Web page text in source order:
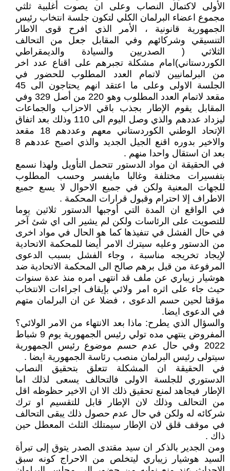
الأولى لاكتمال النصاب وعلى ان يصوت أغلبية ثلثي
مجموع اعضاء البرلمان الكلي لتكون جلسة انتخاب رئيس
الجمهورية قانونية ، الأمر الذي افرح قوى الاطار
التنسيقي وشركائهم وفي المقابل جعل من التحالف
الثلاثي ( الصدريين والسيادة والديمقراطي
الكوردستاني)امام مشكلة تجبرهم على اقناع عدد اخر
من البرلمانيين لاتمام العدد المطلوب للحضور في
الجلسة الاولى وعلى ما اعتقد انهم يحتاجون الى 45
مقعد لاتمام العدد المطلوب وهو 220 من أصل 329 وفي
المقابل يقوم الإطار بجذب باقي الاحزاب والجماعات
ليزداد عددهم والذي وصل اليوم الى 110 وذلك بعد اتفاق
الإتحاد الوطني الكوردستاني معهم وعددهم 18 مقعد
والاخير بدوره اقنع الجيل الجديد والذي اصبح عددهم 8
بعد ان استقال واحدا منهم .
في الحقيقة ان مواد الدستور تتحمل التأويل ولهذا نسمع
بتفسيرات مختلفة وغالبا مايفسر وحسب المطلوب
للجهات المعنية ولكن في جميع الاحوال لا يسع جميع
الاطراف إلا احترام وقبول قرارات المحكمة .
في الواقع ان المدة التي أوجبها الدستور ثلاثين يوما
للتصويت على الرئاسات ولكن لم يشير الى اي شئ آخر
في حال الفشل في تنفيذها كما هو الحال في مواد اخرى
من الدستور وعليه سيترك الامر أيضا للمحكمة الاتحادية
لإيجاد تخريجه مناسبة ، وجاء الفشل بسبب الدعوى
المرفوعة من قبل برهم صالح الى المحكمة الاتحادية ضد
هوشيار زيباري عن ملف قد انتهى امره منذ عدة سنوات
حيث جاء على اثره امر ولائي بإيقاف اجراءات الانتخاب
مؤقتا لحين حسم الدعوى ، فضلا عن ان البرلمان متهم
في الدعوى ايضا.
والسؤال الذي يطرح: ماذا بعد الانتهاء من الامر الولائي؟
المفروض ينتهي مده تولي رئيس الجمهورية يوم 9 شباط
2022 وفي حال عدم حسم موضوع رئيس الجمهورية
سيتولى رئيس البرلمان منصب رئاسة الجمهورية ايضا .
في الحقيقة ان المشكلة تتعلق بتحقيق النصاب
الدستوري للجلسة الاولى فالتحالف يسعى لذلك اما
الإطار فيجاهد لمنع تحقيق ذلك الا ان الاخير حظوظه اقل
من التحالف وذلك لان الإطار قابل للتقسيم او ترك
شركائه له ولكن في حال عدم حصول ذلك يبقى التحالف
في موقف قلق لان الإطار سيمتلك الثلث المعطل حين
ذاك .
ومن الجدير بالذكر ان سيد مقتدى الصدر يتوق إلى تبرأة
السيد هوشيار زيباري ليتخلص من الاحراج كونه سبق